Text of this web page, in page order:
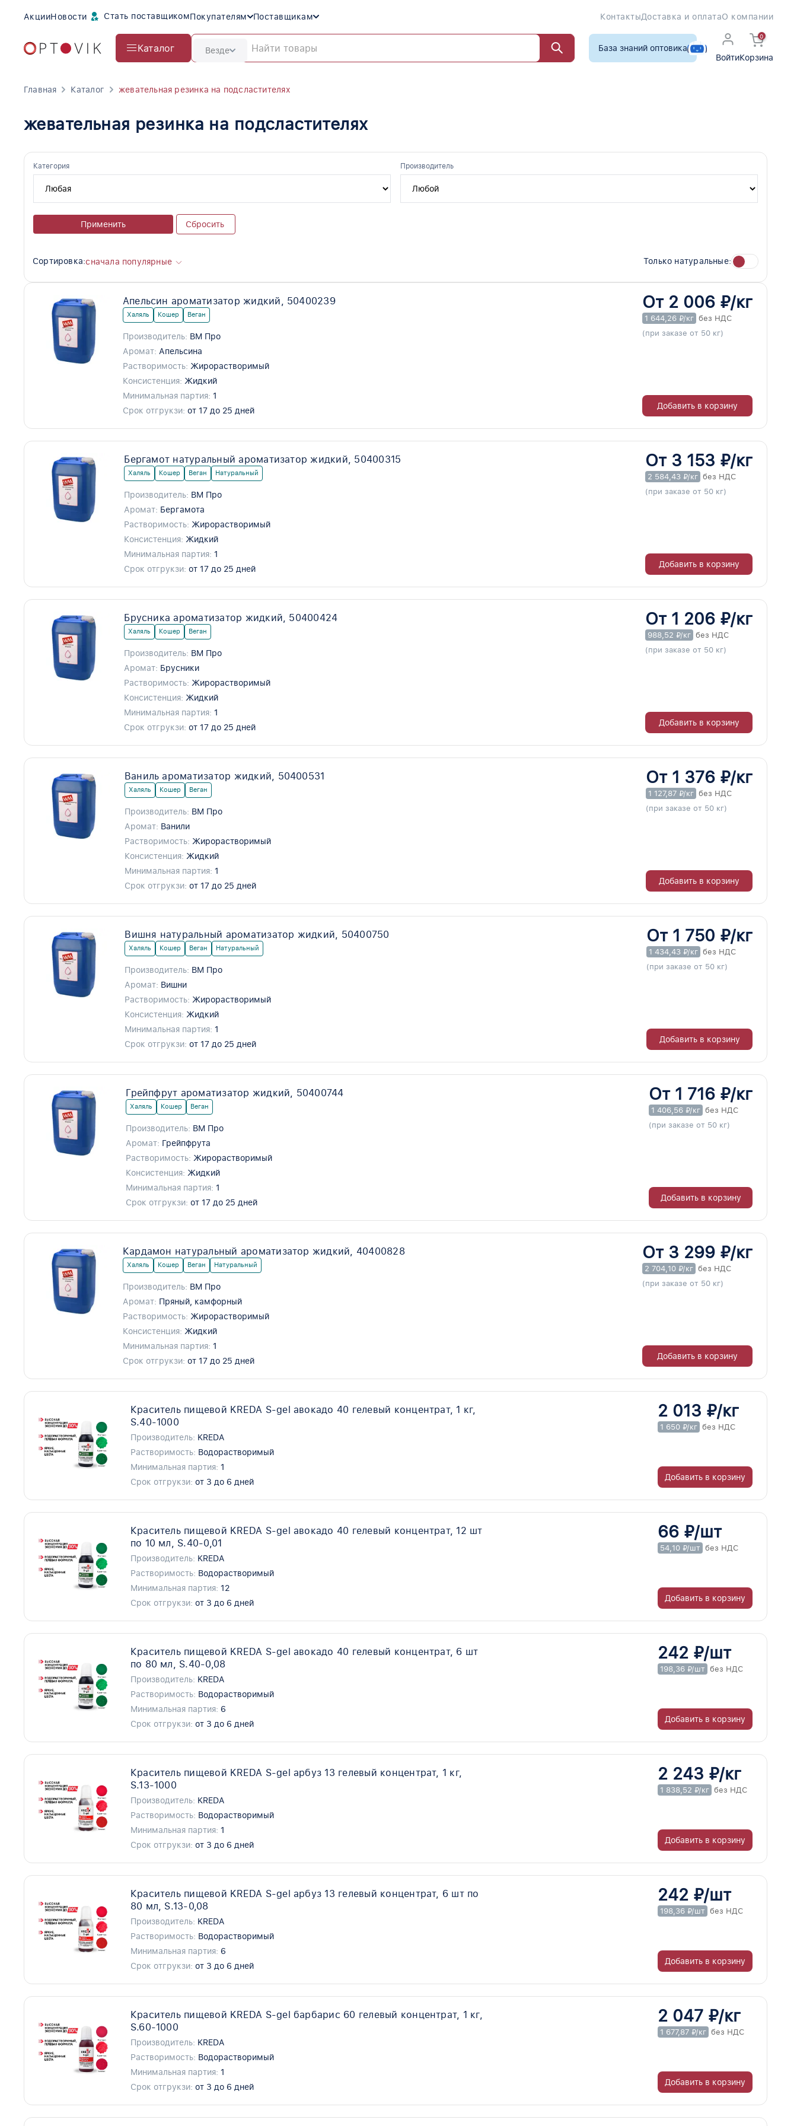
АкцииНовости Стать поставщикомПокупателям Поставщикам КонтактыДоставка и оплатаО компании
Каталог Везде
База знаний оптовика
Войти
0
Корзина
Главная Каталог жевательная резинка на подсластителях
жевательная резинка на подсластителях
Категория Производитель
Применить Сбросить
Сортировка:сначала популярные Только натуральные:
Апельсин ароматизатор жидкий, 50400239
Халяль Кошер Веган
Производитель: ВМ Про
Аромат: Апельсина
Растворимость: Жирорастворимый
Консистенция: Жидкий
Минимальная партия: 1
Срок отгрукзи: от 17 до 25 дней
От 2 006 ₽/кг
1 644,26 ₽/кг без НДС
(при заказе от 50 кг)
Добавить в корзину
Бергамот натуральный ароматизатор жидкий, 50400315
Халяль Кошер Веган Натуральный
Производитель: ВМ Про
Аромат: Бергамота
Растворимость: Жирорастворимый
Консистенция: Жидкий
Минимальная партия: 1
Срок отгрукзи: от 17 до 25 дней
От 3 153 ₽/кг
2 584,43 ₽/кг без НДС
(при заказе от 50 кг)
Добавить в корзину
Брусника ароматизатор жидкий, 50400424
Халяль Кошер Веган
Производитель: ВМ Про
Аромат: Брусники
Растворимость: Жирорастворимый
Консистенция: Жидкий
Минимальная партия: 1
Срок отгрукзи: от 17 до 25 дней
От 1 206 ₽/кг
988,52 ₽/кг без НДС
(при заказе от 50 кг)
Добавить в корзину
Ваниль ароматизатор жидкий, 50400531
Халяль Кошер Веган
Производитель: ВМ Про
Аромат: Ванили
Растворимость: Жирорастворимый
Консистенция: Жидкий
Минимальная партия: 1
Срок отгрукзи: от 17 до 25 дней
От 1 376 ₽/кг
1 127,87 ₽/кг без НДС
(при заказе от 50 кг)
Добавить в корзину
Вишня натуральный ароматизатор жидкий, 50400750
Халяль Кошер Веган Натуральный
Производитель: ВМ Про
Аромат: Вишни
Растворимость: Жирорастворимый
Консистенция: Жидкий
Минимальная партия: 1
Срок отгрукзи: от 17 до 25 дней
От 1 750 ₽/кг
1 434,43 ₽/кг без НДС
(при заказе от 50 кг)
Добавить в корзину
Грейпфрут ароматизатор жидкий, 50400744
Халяль Кошер Веган
Производитель: ВМ Про
Аромат: Грейпфрута
Растворимость: Жирорастворимый
Консистенция: Жидкий
Минимальная партия: 1
Срок отгрукзи: от 17 до 25 дней
От 1 716 ₽/кг
1 406,56 ₽/кг без НДС
(при заказе от 50 кг)
Добавить в корзину
Кардамон натуральный ароматизатор жидкий, 40400828
Халяль Кошер Веган Натуральный
Производитель: ВМ Про
Аромат: Пряный, камфорный
Растворимость: Жирорастворимый
Консистенция: Жидкий
Минимальная партия: 1
Срок отгрукзи: от 17 до 25 дней
От 3 299 ₽/кг
2 704,10 ₽/кг без НДС
(при заказе от 50 кг)
Добавить в корзину
Краситель пищевой KREDA S-gel авокадо 40 гелевый концентрат, 1 кг,
S.40-1000
Производитель: KREDA
Растворимость: Водорастворимый
Минимальная партия: 1
Срок отгрукзи: от 3 до 6 дней
2 013 ₽/кг
1 650 ₽/кг без НДС
Добавить в корзину
Краситель пищевой KREDA S-gel авокадо 40 гелевый концентрат, 12 шт
по 10 мл, S.40-0,01
Производитель: KREDA
Растворимость: Водорастворимый
Минимальная партия: 12
Срок отгрукзи: от 3 до 6 дней
66 ₽/шт
54,10 ₽/шт без НДС
Добавить в корзину
Краситель пищевой KREDA S-gel авокадо 40 гелевый концентрат, 6 шт
по 80 мл, S.40-0,08
Производитель: KREDA
Растворимость: Водорастворимый
Минимальная партия: 6
Срок отгрукзи: от 3 до 6 дней
242 ₽/шт
198,36 ₽/шт без НДС
Добавить в корзину
Краситель пищевой KREDA S-gel арбуз 13 гелевый концентрат, 1 кг,
S.13-1000
Производитель: KREDA
Растворимость: Водорастворимый
Минимальная партия: 1
Срок отгрукзи: от 3 до 6 дней
2 243 ₽/кг
1 838,52 ₽/кг без НДС
Добавить в корзину
Краситель пищевой KREDA S-gel арбуз 13 гелевый концентрат, 6 шт по
80 мл, S.13-0,08
Производитель: KREDA
Растворимость: Водорастворимый
Минимальная партия: 6
Срок отгрукзи: от 3 до 6 дней
242 ₽/шт
198,36 ₽/шт без НДС
Добавить в корзину
Краситель пищевой KREDA S-gel барбарис 60 гелевый концентрат, 1 кг,
S.60-1000
Производитель: KREDA
Растворимость: Водорастворимый
Минимальная партия: 1
Срок отгрукзи: от 3 до 6 дней
2 047 ₽/кг
1 677,87 ₽/кг без НДС
Добавить в корзину